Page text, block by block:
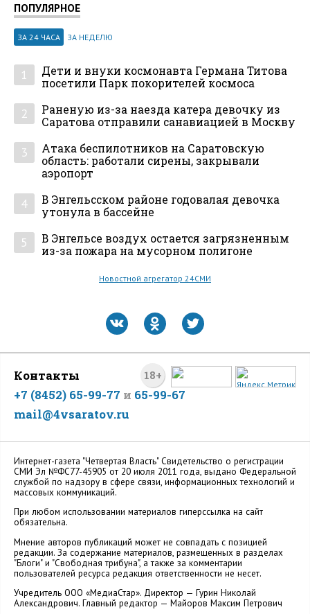
ПОПУЛЯРНОЕ
ЗА 24 ЧАСА ЗА НЕДЕЛЮ
1
Дети и внуки космонавта Германа Титова
посетили Парк покорителей космоса
2
Раненую из-за наезда катера девочку из
Саратова отправили санавиацией в Москву
3
Атака беспилотников на Саратовскую
область: работали сирены, закрывали
аэропорт
4
В Энгельсском районе годовалая девочка
утонула в бассейне
5
В Энгельсе воздух остается загрязненным
из-за пожара на мусорном полигоне
Новостной агрегатор 24СМИ
18+
Контакты
+7 (8452) 65-99-77 и 65-99-67
mail@4vsaratov.ru
Интернет-газета "Четвертая Власть" Cвидетельство о регистрации
СМИ Эл №ФС77-45905 от 20 июля 2011 года, выдано Федеральной
службой по надзору в сфере связи, информационных технологий и
массовых коммуникаций.
При любом использовании материалов гиперссылка на сайт
обязательна.
Мнение авторов публикаций может не совпадать с позицией
редакции. За содержание материалов, размещенных в разделах
"Блоги" и "Свободная трибуна", а также за комментарии
пользователей ресурса редакция ответственности не несет.
Учредитель ООО «МедиаСтар». Директор — Гурин Николай
Александрович. Главный редактор — Майоров Максим Петрович